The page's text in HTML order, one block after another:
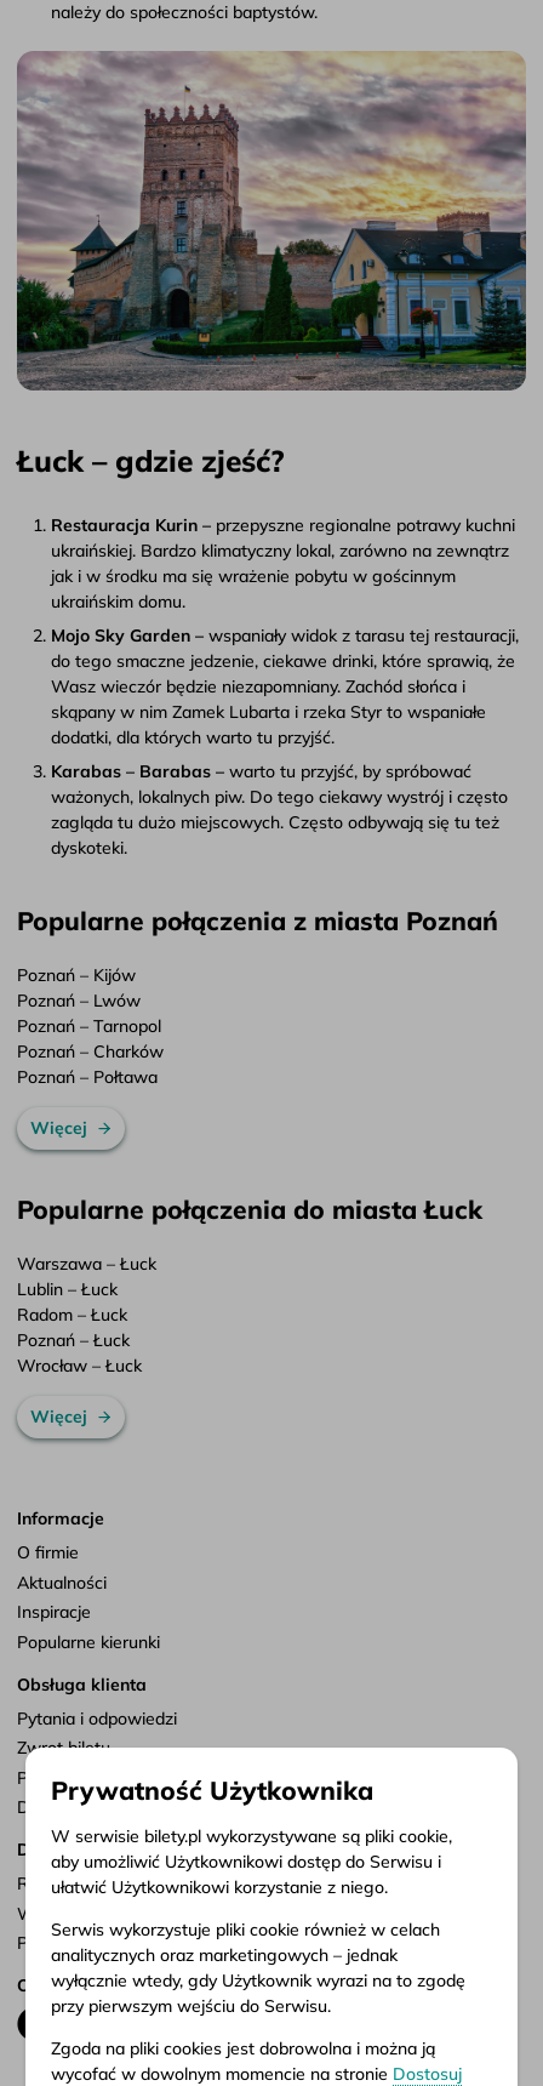
należy do społeczności baptystów.
Łuck – gdzie zjeść?
Restauracja Kurin – przepyszne regionalne potrawy kuchni
ukraińskiej. Bardzo klimatyczny lokal, zarówno na zewnątrz
jak i w środku ma się wrażenie pobytu w gościnnym
ukraińskim domu.
Mojo Sky Garden – wspaniały widok z tarasu tej restauracji,
do tego smaczne jedzenie, ciekawe drinki, które sprawią, że
Wasz wieczór będzie niezapomniany. Zachód słońca i
skąpany w nim Zamek Lubarta i rzeka Styr to wspaniałe
dodatki, dla których warto tu przyjść.
Karabas – Barabas – warto tu przyjść, by spróbować
ważonych, lokalnych piw. Do tego ciekawy wystrój i często
zagląda tu dużo miejscowych. Często odbywają się tu też
dyskoteki.
Popularne połączenia z miasta Poznań
Poznań – Kijów
Poznań – Lwów
Poznań – Tarnopol
Poznań – Charków
Poznań – Połtawa
Więcej
Popularne połączenia do miasta Łuck
Warszawa – Łuck
Lublin – Łuck
Radom – Łuck
Poznań – Łuck
Wrocław – Łuck
Więcej
Informacje
O firmie
Aktualności
Inspiracje
Popularne kierunki
Obsługa klienta
Pytania i odpowiedzi
Zwrot biletu
Punkty sprzedaży
Dostosuj zgody
Dokumenty
Regulamin serwisu
Warunki przewozu
Polityka prywatności
Obserwuj nas
Prywatność Użytkownika
W serwisie bilety.pl wykorzystywane są pliki cookie,
aby umożliwić Użytkownikowi dostęp do Serwisu i
ułatwić Użytkownikowi korzystanie z niego.
Serwis wykorzystuje pliki cookie również w celach
analitycznych oraz marketingowych – jednak
wyłącznie wtedy, gdy Użytkownik wyrazi na to zgodę
przy pierwszym wejściu do Serwisu.
Zgoda na pliki cookies jest dobrowolna i można ją
wycofać w dowolnym momencie na stronie Dostosuj